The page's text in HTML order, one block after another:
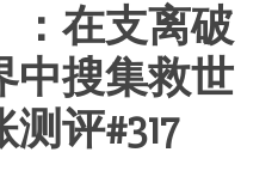
：在支离破
中搜集救世
评#317